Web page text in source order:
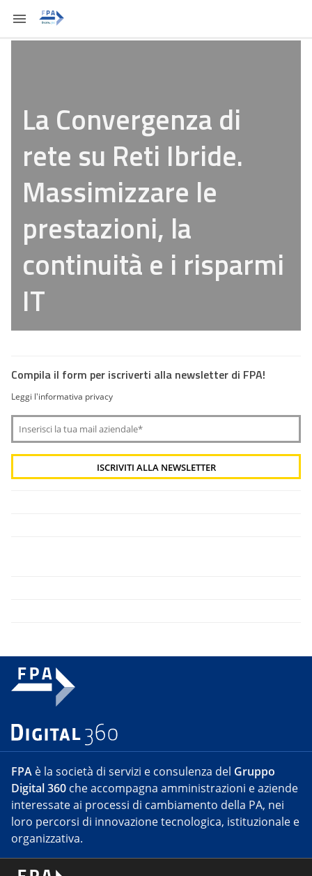
La Convergenza di
rete su Reti Ibride.
Massimizzare le
prestazioni, la
continuità e i risparmi
IT
Compila il form per iscriverti alla newsletter di FPA!
Leggi l'informativa privacy
FPA è la società di servizi e consulenza del Gruppo
Digital 360 che accompagna amministrazioni e aziende
interessate ai processi di cambiamento della PA, nei
loro percorsi di innovazione tecnologica, istituzionale e
organizzativa.